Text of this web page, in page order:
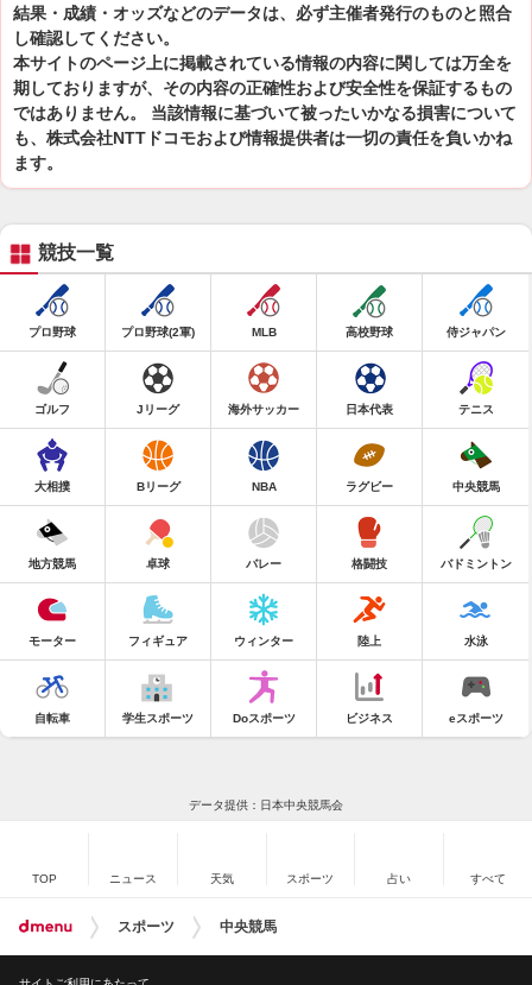
結果・成績・オッズなどのデータは、必ず主催者発行のものと照合
し確認してください。
本サイトのページ上に掲載されている情報の内容に関しては万全を
期しておりますが、その内容の正確性および安全性を保証するもの
ではありません。 当該情報に基づいて被ったいかなる損害について
も、株式会社NTTドコモおよび情報提供者は一切の責任を負いかね
ます。
競技一覧
プロ野球 プロ野球(2軍) MLB 高校野球 侍ジャパン
ゴルフ Jリーグ 海外サッカー 日本代表 テニス
大相撲 Bリーグ NBA ラグビー 中央競馬
地方競馬 卓球 バレー 格闘技 バドミントン
モーター フィギュア ウィンター 陸上 水泳
自転車 学生スポーツ Doスポーツ ビジネス eスポーツ
データ提供：日本中央競馬会
TOP ニュース 天気 スポーツ 占い すべて
スポーツ 中央競馬